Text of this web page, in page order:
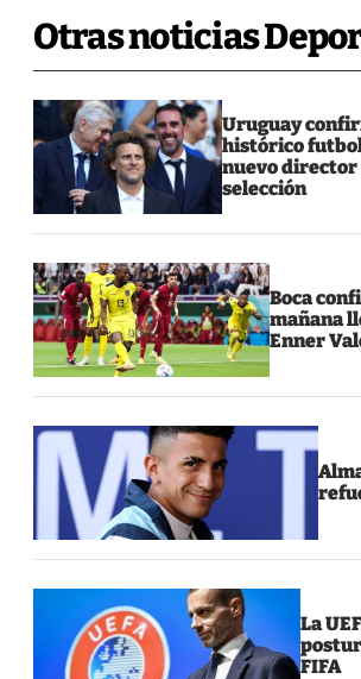
Otras noticias
Uruguay
histórico
nuevo director
selección
Boca
mañana
Enner
La
FIFA